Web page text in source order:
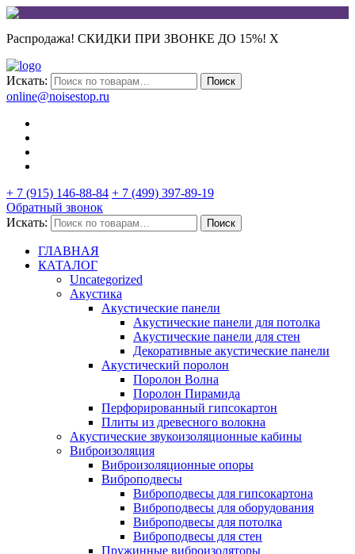
Распродажа! СКИДКИ ПРИ ЗВОНКЕ ДО 15%! X
Искать: Поиск
online@noisestop.ru
+ 7 (915) 146-88-84 + 7 (499) 397-89-19
Обратный звонок
Искать:
Поиск
ГЛАВНАЯ
КАТАЛОГ
Uncategorized
Акустика
Акустические панели
Акустические панели для потолка
Акустические панели для стен
Декоративные акустические панели
Акустический поролон
Поролон Волна
Поролон Пирамида
Перфорированный гипсокартон
Плиты из древесного волокна
Акустические звукоизоляционные кабины
Виброизоляция
Виброизоляционные опоры
Виброподвесы
Виброподвесы для гипсокартона
Виброподвесы для оборудования
Виброподвесы для потолка
Виброподвесы для стен
Пружинные виброизоляторы